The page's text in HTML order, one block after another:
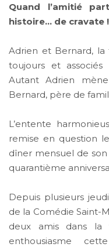
Quand l’amitié
histoire… de cravate !
Adrien et Bernard, la
toujours et associés
Autant Adrien
Bernard, père de
L’entente
remise en question
dîner mensuel de
quarantième
Depuis plusieurs
de la Comédie Saint-
deux amis dans la
enthousiasme